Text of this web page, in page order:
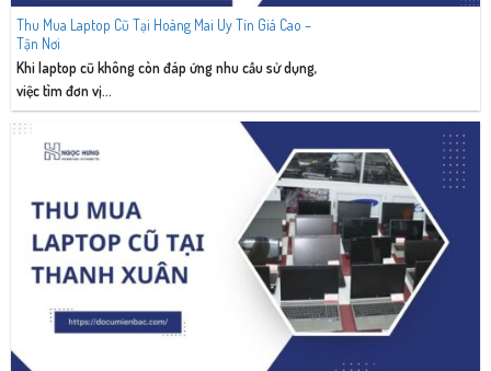
Thu Mua Laptop Cũ Tại Hoàng Mai Uy Tín Giá Cao –
Tận Nơi
Khi laptop cũ không còn đáp ứng nhu cầu sử dụng,
việc tìm đơn vị...